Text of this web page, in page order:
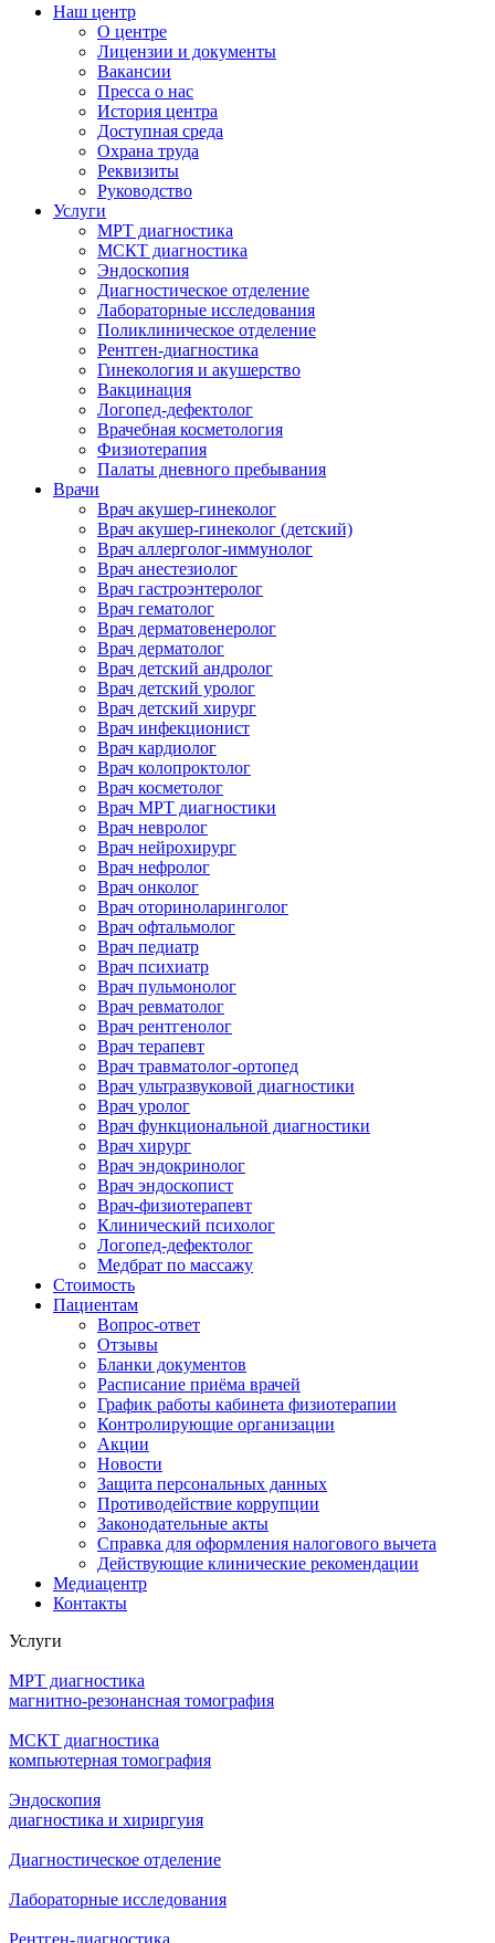
Наш центр
О центре
Лицензии и документы
Вакансии
Пресса о нас
История центра
Доступная среда
Охрана труда
Реквизиты
Руководство
Услуги
МРТ диагностика
МСКТ диагностика
Эндоскопия
Диагностическое отделение
Лабораторные исследования
Поликлиническое отделение
Рентген-диагностика
Гинекология и акушерство
Вакцинация
Логопед-дефектолог
Врачебная косметология
Физиотерапия
Палаты дневного пребывания
Врачи
Врач акушер-гинеколог
Врач акушер-гинеколог (детский)
Врач аллерголог-иммунолог
Врач анестезиолог
Врач гастроэнтеролог
Врач гематолог
Врач дерматовенеролог
Врач дерматолог
Врач детский андролог
Врач детский уролог
Врач детский хирург
Врач инфекционист
Врач кардиолог
Врач колопроктолог
Врач косметолог
Врач МРТ диагностики
Врач невролог
Врач нейрохирург
Врач нефролог
Врач онколог
Врач оториноларинголог
Врач офтальмолог
Врач педиатр
Врач психиатр
Врач пульмонолог
Врач ревматолог
Врач рентгенолог
Врач терапевт
Врач травматолог-ортопед
Врач ультразвуковой диагностики
Врач уролог
Врач функциональной диагностики
Врач хирург
Врач эндокринолог
Врач эндоскопист
Врач-физиотерапевт
Клинический психолог
Логопед-дефектолог
Медбрат по массажу
Стоимость
Пациентам
Вопрос-ответ
Отзывы
Бланки документов
Расписание приёма врачей
График работы кабинета физиотерапии
Контролирующие организации
Акции
Новости
Защита персональных данных
Противодействие коррупции
Законодательные акты
Справка для оформления налогового вычета
Действующие клинические рекомендации
Медиацентр
Контакты
Услуги
МРТ диагностика
магнитно-резонансная томография
МСКТ диагностика
компьютерная томография
Эндоскопия
диагностика и хириргуия
Диагностическое отделение
Лабораторные исследования
Рентген-диагностика